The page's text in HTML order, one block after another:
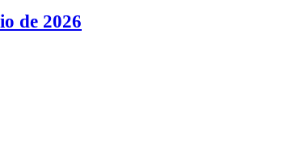
de 2026